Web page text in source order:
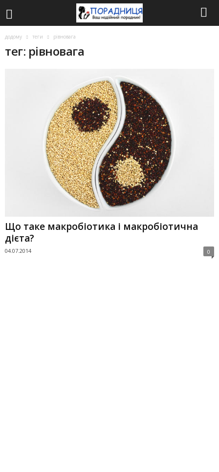
додому теги рівновага
тег: рівновага
Що таке макробіотика і макробіотична
дієта?
04.07.2014 0